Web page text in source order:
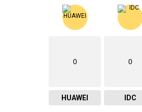
0
HUAWEI
0
IDC